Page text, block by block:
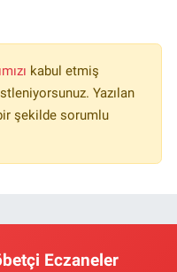
kabul etmiş
Yazılan
şekilde sorumlu
Eczaneler